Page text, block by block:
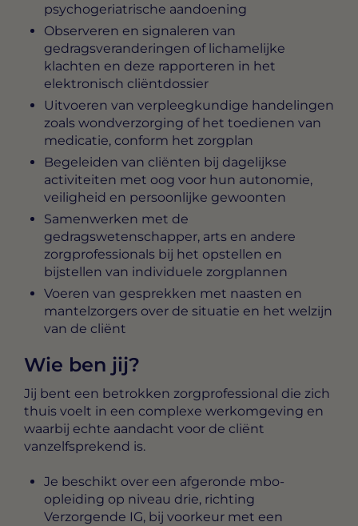
psychogeriatrische aandoening
Observeren en signaleren van
gedragsveranderingen of lichamelijke
klachten en deze rapporteren in het
elektronisch cliëntdossier
Uitvoeren van verpleegkundige handelingen
zoals wondverzorging of het toedienen van
medicatie, conform het zorgplan
Begeleiden van cliënten bij dagelijkse
activiteiten met oog voor hun autonomie,
veiligheid en persoonlijke gewoonten
Samenwerken met de
gedragswetenschapper, arts en andere
zorgprofessionals bij het opstellen en
bijstellen van individuele zorgplannen
Voeren van gesprekken met naasten en
mantelzorgers over de situatie en het welzijn
van de cliënt
Wie ben jij?
Jij bent een betrokken zorgprofessional die zich
thuis voelt in een complexe werkomgeving en
waarbij echte aandacht voor de cliënt
vanzelfsprekend is.
Je beschikt over een afgeronde mbo-
opleiding op niveau drie, richting
Verzorgende IG, bij voorkeur met een